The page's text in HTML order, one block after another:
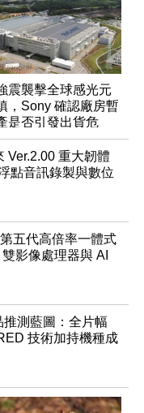
震襲擊全球感光元
，Sony 確認廠房暫
是否引發出貨危
Ver.2.00 重大韌體
點音訊錄製與數位
五代高倍率一體式
影像處理器與 AI
推測藍圖：全片幅
技術加持機種成